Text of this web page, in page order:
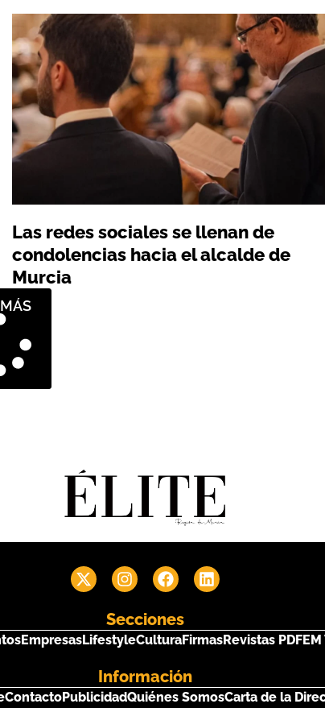
Las redes sociales se llenan de
condolencias hacia el alcalde de
Murcia
Secciones
EmpresasLifestyleCulturaFirmasRevistas PDFEM
Información
ContactoPublicidadQuiénes SomosCarta de la